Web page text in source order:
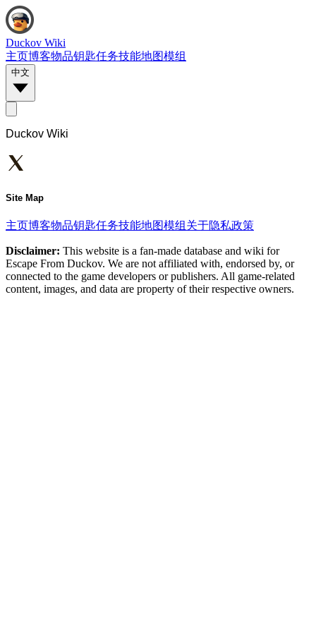
Duckov Wiki
主页博客物品钥匙任务技能地图模组
中文
Duckov Wiki
Site Map
主页博客物品钥匙任务技能地图模组 关于隐私政策
Disclaimer: This website is a fan-made database and wiki for
Escape From Duckov. We are not affiliated with, endorsed by, or
connected to the game developers or publishers. All game-related
content, images, and data are property of their respective owners.